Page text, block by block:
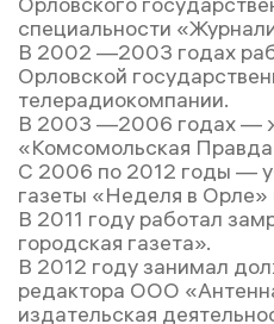
специальности
В 2002 —2003 годах
Орловской
телерадиокомпании.
В 2003 —2006 годах —
«Комсомольская
С 2006 по 2012 годы —
газеты «Неделя в
В 2011 году работал
городская газета».
В 2012 году занимал
редактора ООО
издательская